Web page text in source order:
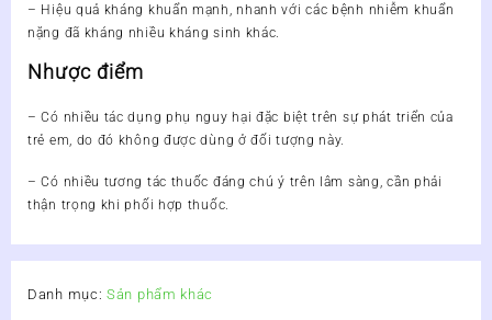
– Hiệu quả kháng khuẩn mạnh, nhanh với các bệnh nhiễm khuẩn
nặng đã kháng nhiều kháng sinh khác.
Nhược điểm
– Có nhiều tác dụng phụ nguy hại đặc biệt trên sự phát triển của
trẻ em, do đó không được dùng ở đối tượng này.
– Có nhiều tương tác thuốc đáng chú ý trên lâm sàng, cần phải
thận trọng khi phối hợp thuốc.
Danh mục: Sản phẩm khác